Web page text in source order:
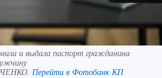
и выдала паспорт гражданина
Перейти в Фотобанк КП